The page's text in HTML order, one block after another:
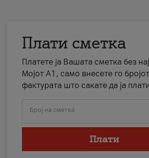
Плати сметка
Платете ја Вашата сметка без
Мојот А1, само внесете го
фактурата што сакате да ја
Број на сметка
Плати